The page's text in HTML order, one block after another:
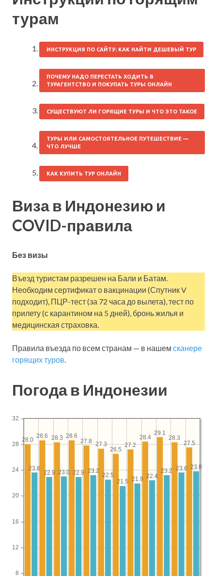
турам
ИНСТРУКЦИЯ ПО САЙТУ: КАК НАЙТИ ДЕШЕВЫЙ ТУР
ПОЧЕМУ НАДО ПЕРЕСТАТЬ ХОДИТЬ В
ТУРАГЕНТСТВО И ПОКУПАТЬ ТУРЫ ОНЛАЙН
СУЩЕСТВУЮТ ЛИ ГОРЯЩИЕ ТУРЫ И ЧТО ЭТО ТАКОЕ
ТУРЫ ИЛИ САМОСТОЯТЕЛЬНОЕ ПУТЕШЕСТВИЕ —
ЧТО ЛУЧШЕ
КАК КУПИТЬ ТУР ОНЛАЙН
Виза в Индонезию и
COVID-правила
Без визы
Въезд туристам разрешен на Бали и Батам.
Необходим сертификат о вакцинации (Спутник V
подходит), ПЦР-тест (за 72 часа до вылета), тест по
прилету (с карантином на 5 дней), бронь жилья и
медицинская страховка.
Правила въезда по всем странам — в нашем сканере
горящих туров.
Погода в Индонезии